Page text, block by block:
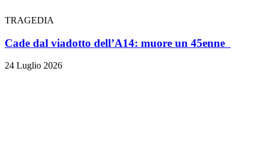
TRAGEDIA
Cade dal viadotto dell’A14: muore un 45enne
24 Luglio 2026